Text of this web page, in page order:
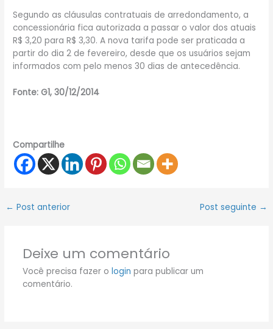
Segundo as cláusulas contratuais de arredondamento, a
concessionária fica autorizada a passar o valor dos atuais
R$ 3,20 para R$ 3,30. A nova tarifa pode ser praticada a
partir do dia 2 de fevereiro, desde que os usuários sejam
informados com pelo menos 30 dias de antecedência.
Fonte: G1, 30/12/2014
Compartilhe
← Post anterior Post seguinte →
Deixe um comentário
Você precisa fazer o login para publicar um
comentário.